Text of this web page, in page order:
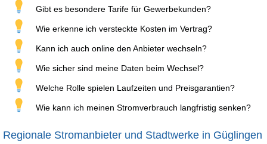
Gibt es besondere Tarife für Gewerbekunden?
Wie erkenne ich versteckte Kosten im Vertrag?
Kann ich auch online den Anbieter wechseln?
Wie sicher sind meine Daten beim Wechsel?
Welche Rolle spielen Laufzeiten und Preisgarantien?
Wie kann ich meinen Stromverbrauch langfristig senken?
Regionale Stromanbieter und Stadtwerke in Güglingen